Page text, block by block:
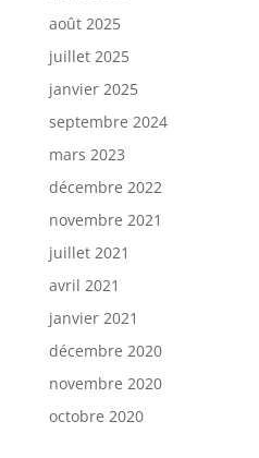
août 2025
juillet 2025
janvier 2025
septembre 2024
mars 2023
décembre 2022
novembre 2021
juillet 2021
avril 2021
janvier 2021
décembre 2020
novembre 2020
octobre 2020